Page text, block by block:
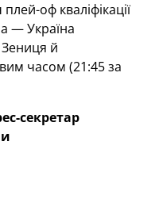
оф кваліфікації
— Україна
Зениця й
часом (21:45 за
секретар